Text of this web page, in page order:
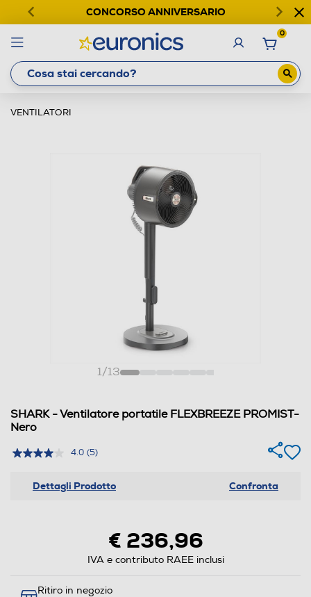
CONCORSO ANNIVERSARIO
0
VENTILATORI
1/13
SHARK - Ventilatore portatile FLEXBREEZE PROMIST-
Nero
4.0 (5)
Dettagli Prodotto Confronta
€ 236,96
IVA e contributo RAEE inclusi
Ritiro in negozio